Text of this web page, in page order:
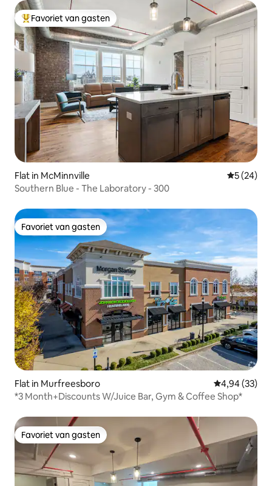
Topfavoriet van gasten
Favoriet van gasten
Flat in McMinnville
5 (24)
Southern Blue - The Laboratory - 300
Favoriet van gasten
Favoriet van gasten
Flat in Murfreesboro Gemiddelde
4,94 (33)
*3 Month+Discounts W/Juice Bar, Gym & Coffee Shop*
Favoriet van gasten
Favoriet van gasten